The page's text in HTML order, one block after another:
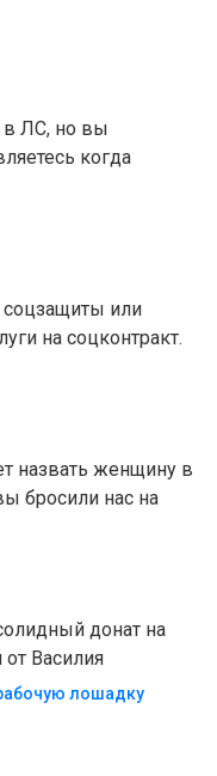
ЛС, но вы
когда
или
на соцконтракт.
назвать женщину в
бросили нас на
донат на
Василия
лошадку